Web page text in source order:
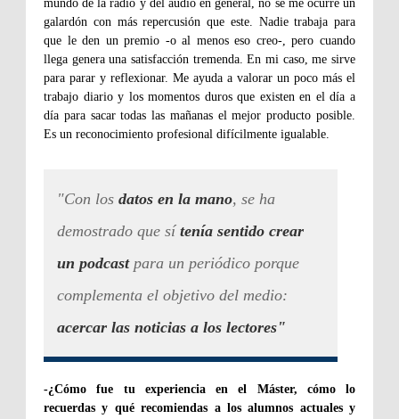
mundo de la radio y del audio en general, no se me ocurre un
galardón con más repercusión que este. Nadie trabaja para
que le den un premio -o al menos eso creo-, pero cuando
llega genera una satisfacción tremenda. En mi caso, me sirve
para parar y reflexionar. Me ayuda a valorar un poco más el
trabajo diario y los momentos duros que existen en el día a
día para sacar todas las mañanas el mejor producto posible.
Es un reconocimiento profesional difícilmente igualable.
"Con los datos en la mano, se ha
demostrado que sí tenía sentido crear
un podcast para un periódico porque
complementa el objetivo del medio:
acercar las noticias a los lectores"
-¿Cómo fue tu experiencia en el Máster, cómo lo
recuerdas y qué recomiendas a los alumnos actuales y